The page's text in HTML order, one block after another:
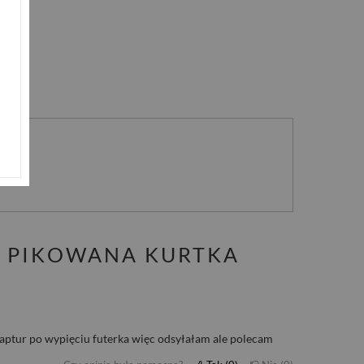
KURTKA
po wypięciu futerka więc odsyłałam ale polecam